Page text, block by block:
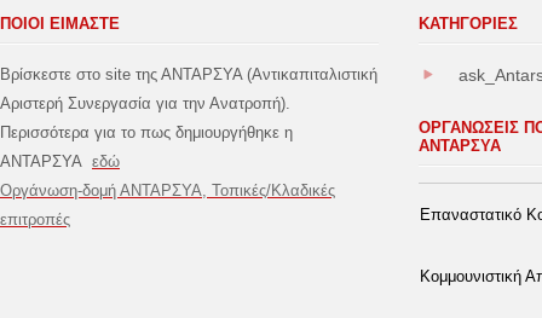
ΠΟΙΟΙ ΕΙΜΑΣΤΕ
Βρίσκεστε στο site της ΑΝΤΑΡΣΥΑ (Αντικαπιταλιστική
Αριστερή Συνεργασία για την Ανατροπή).
Περισσότερα για το πως δημιουργήθηκε η
ΑΝΤΑΡΣΥΑ εδώ
Οργάνωση-δομή ΑΝΤΑΡΣΥΑ, Τοπικές/Κλαδικές
επιτροπές
ΚΑΤΗΓΟΡΊΕΣ
ΟΡΓΑΝΩΣΕΙΣ
ΑΝΤΑΡΣΥΑ
Επαναστατικό
Κομμουνιστική